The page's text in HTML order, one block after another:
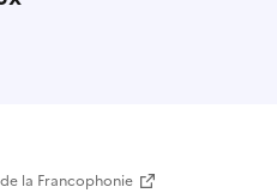
la Francophonie